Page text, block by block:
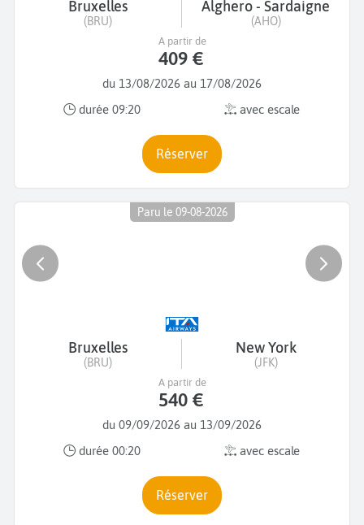
Bruxelles
(BRU)
Alghero - Sardaigne
(AHO)
du 13/08/2026 au 17/08/2026
durée 09:20
avec escale
A partir de
409 €
Réserver
Paru le 09-08-2026
Bruxelles
(BRU)
New York
(JFK)
du 09/09/2026 au 13/09/2026
durée 00:20
avec escale
A partir de
540 €
Réserver